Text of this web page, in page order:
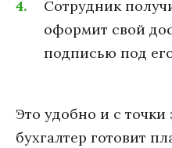
Сотрудник
оформит свой
подписью под
Это удобно и с точки
бухгалтер готовит